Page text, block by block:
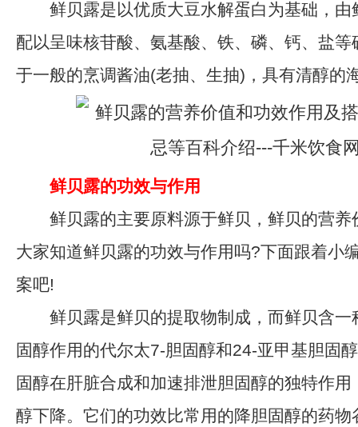
鲜贝露是以优质大豆水解蛋白为基础，由
配以呈味核苷酸、氨基酸、铁、磷、钙、盐
于一般的烹调酱油(老抽、生抽)，具有清醇的
鲜贝露的功效与作用
鲜贝露的主要原料源于鲜贝，鲜贝的营养
大家知道鲜贝露的功效与作用吗?下面跟着小
案吧!
鲜贝露是鲜贝的提取物制成，而鲜贝含一
固醇作用的代尔太7-胆固醇和24-亚甲基胆固
固醇在肝脏合成和加速排泄胆固醇的独特作
醇下降。它们的功效比常用的降胆固醇的药物